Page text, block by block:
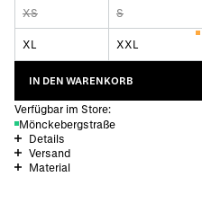
XS S
XL XXL
IN DEN WARENKORB
Verfügbar im Store:
Mönckebergstraße
Details
Versand
Material